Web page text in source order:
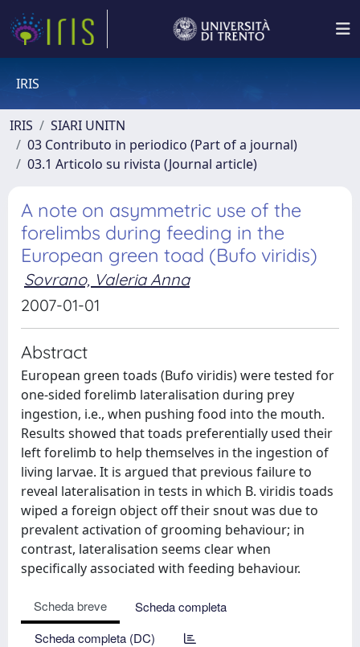
IRIS
IRIS
SIARI UNITN
03 Contributo in periodico (Part of a journal)
03.1 Articolo su rivista (Journal article)
A note on asymmetric use of the
forelimbs during feeding in the
European green toad (Bufo viridis)
Sovrano, Valeria Anna
2007-01-01
Abstract
European green toads (Bufo viridis) were tested for
one-sided forelimb lateralisation during prey
ingestion, i.e., when pushing food into the mouth.
Results showed that toads preferentially used their
left forelimb to help themselves in the ingestion of
living larvae. It is argued that previous failure to
reveal lateralisation in tests in which B. viridis toads
wiped a foreign object off their snout was due to
prevalent activation of grooming behaviour; in
contrast, lateralisation seems clear when
specifically associated with feeding behaviour.
Scheda breve
Scheda completa
Scheda completa (DC)